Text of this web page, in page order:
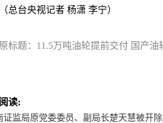
台央视记者 杨潇 李宁）
原标题：11.5万吨油轮提前交付 国产
读:
证监局原党委委员、副局长楚天慧被开